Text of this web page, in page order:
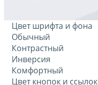
Цвет шрифта и фона
Обычный
Контрастный
Инверсия
Комфортный
Цвет кнопок и ссылок